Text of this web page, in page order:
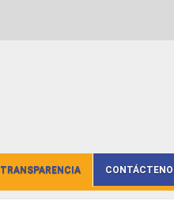
TRANSPARENCIA